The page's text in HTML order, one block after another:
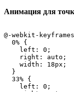
Анимация для
@-webkit-
  0% {
    left: 0;
    right: auto;
    width: 18px;
  }
  33% {
    left: 0;